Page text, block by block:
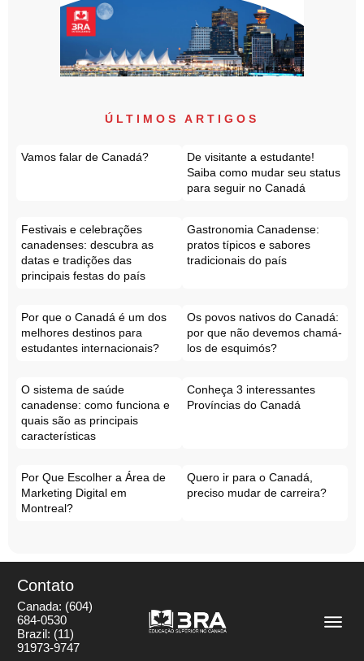
ÚLTIMOS ARTIGOS
Vamos falar de Canadá?
De visitante a estudante!
Saiba como mudar seu status
para seguir no Canadá
Festivais e celebrações
canadenses: descubra as
datas e tradições das
principais festas do país
Gastronomia Canadense:
pratos típicos e sabores
tradicionais do país
Por que o Canadá é um dos
melhores destinos para
estudantes internacionais?
Os povos nativos do Canadá:
por que não devemos chamá-
los de esquimós?
O sistema de saúde
canadense: como funciona e
quais são as principais
características
Conheça 3 interessantes
Províncias do Canadá
Por Que Escolher a Área de
Marketing Digital em
Montreal?
Quero ir para o Canadá,
preciso mudar de carreira?
Contato
Canada: (604)
684-0530
Brazil: (11)
91973-9747